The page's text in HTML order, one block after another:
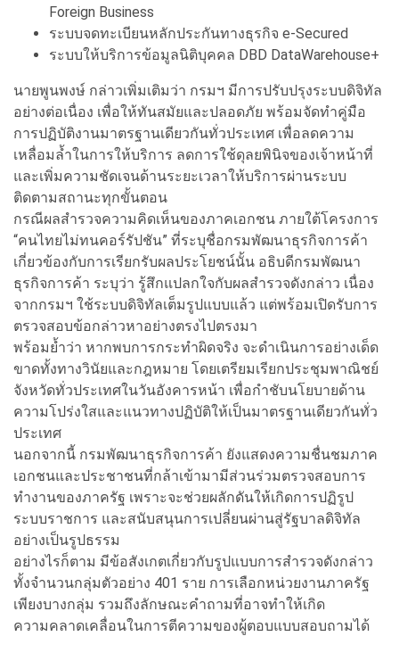
Foreign Business
ระบบจดทะเบียนหลักประกันทางธุรกิจ e-Secured
ระบบให้บริการข้อมูลนิติบุคคล DBD DataWarehouse+
นายพูนพงษ์ กล่าวเพิ่มเติมว่า กรมฯ มีการปรับปรุงระบบดิจิทัล
อย่างต่อเนื่อง เพื่อให้ทันสมัยและปลอดภัย พร้อมจัดทำคู่มือ
การปฏิบัติงานมาตรฐานเดียวกันทั่วประเทศ เพื่อลดความ
เหลื่อมล้ำในการให้บริการ ลดการใช้ดุลยพินิจของเจ้าหน้าที่
และเพิ่มความชัดเจนด้านระยะเวลาให้บริการผ่านระบบ
ติดตามสถานะทุกขั้นตอน
กรณีผลสำรวจความคิดเห็นของภาคเอกชน ภายใต้โครงการ
“คนไทยไม่ทนคอร์รัปชัน” ที่ระบุชื่อกรมพัฒนาธุรกิจการค้า
เกี่ยวข้องกับการเรียกรับผลประโยชน์นั้น อธิบดีกรมพัฒนา
ธุรกิจการค้า ระบุว่า รู้สึกแปลกใจกับผลสำรวจดังกล่าว เนื่อง
จากกรมฯ ใช้ระบบดิจิทัลเต็มรูปแบบแล้ว แต่พร้อมเปิดรับการ
ตรวจสอบข้อกล่าวหาอย่างตรงไปตรงมา
พร้อมย้ำว่า หากพบการกระทำผิดจริง จะดำเนินการอย่างเด็ด
ขาดทั้งทางวินัยและกฎหมาย โดยเตรียมเรียกประชุมพาณิชย์
จังหวัดทั่วประเทศในวันอังคารหน้า เพื่อกำชับนโยบายด้าน
ความโปร่งใสและแนวทางปฏิบัติให้เป็นมาตรฐานเดียวกันทั่ว
ประเทศ
นอกจากนี้ กรมพัฒนาธุรกิจการค้า ยังแสดงความชื่นชมภาค
เอกชนและประชาชนที่กล้าเข้ามามีส่วนร่วมตรวจสอบการ
ทำงานของภาครัฐ เพราะจะช่วยผลักดันให้เกิดการปฏิรูป
ระบบราชการ และสนับสนุนการเปลี่ยนผ่านสู่รัฐบาลดิจิทัล
อย่างเป็นรูปธรรม
อย่างไรก็ตาม มีข้อสังเกตเกี่ยวกับรูปแบบการสำรวจดังกล่าว
ทั้งจำนวนกลุ่มตัวอย่าง 401 ราย การเลือกหน่วยงานภาครัฐ
เพียงบางกลุ่ม รวมถึงลักษณะคำถามที่อาจทำให้เกิด
ความคลาดเคลื่อนในการตีความของผู้ตอบแบบสอบถามได้